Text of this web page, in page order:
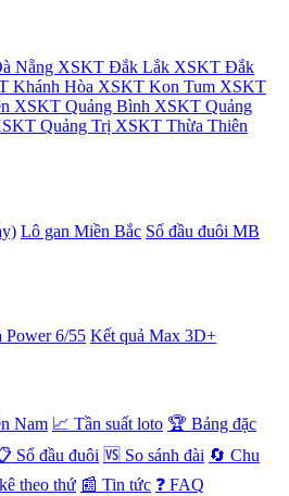
Nẵng XSKT Đắk Lắk XSKT Đắk
Khánh Hòa XSKT Kon Tum XSKT
XSKT Quảng Bình XSKT Quảng
Quảng Trị XSKT Thừa Thiên
Lô gan Miền Bắc Sổ đầu đuôi MB
Power 6/55 Kết quả Max 3D+
Nam 📈 Tần suất loto 🏆 Bảng đặc
Sổ đầu đuôi 🆚 So sánh đài 🔄 Chu
theo thứ 📰 Tin tức ❓ FAQ